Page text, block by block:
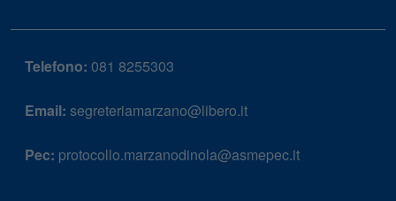
Telefono: 081 8255303
Email: segreteriamarzano@libero.it
Pec: protocollo.marzanodinola@asmepec.it